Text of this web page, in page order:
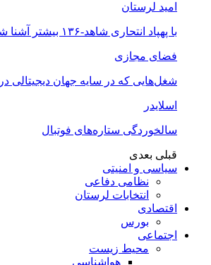
امید لرستان
با پهپاد انتحاری شاهد-۱۳۶ بیشتر آشنا شوید
فضای مجازی
شغل‌‌هایی که در سایه جهان دیجیتالی
اسلایدر
سالخوردگی ستاره‌های فوتبال
قبلی بعدی
سیاسی و امنیتی
نظامی دفاعی
انتخابات لرستان
اقتصادی
بورس
اجتماعی
محیط زیست
هواشناسی